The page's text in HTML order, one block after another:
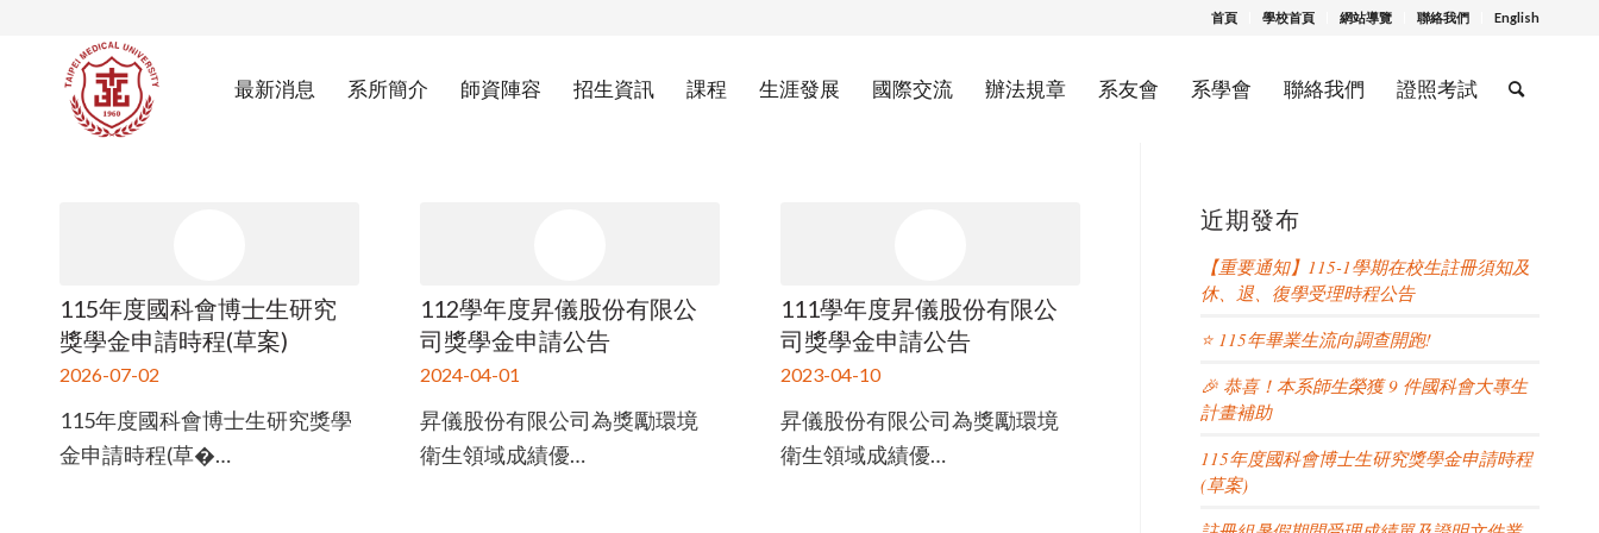
首頁 學校首頁 網站導覽 聯絡我們 English
最新消息 系所簡介 師資陣容 招生資訊 課程 生涯發展 國際交流 辦法規章 系友會 系學會 聯絡我們 證照考試
115年度國科會博士生研究
獎學金申請時程(草案)
2026-07-02
115年度國科會博士生研究獎學
金申請時程(草�…
112學年度昇儀股份有限公
司獎學金申請公告
2024-04-01
昇儀股份有限公司為獎勵環境
衛生領域成績優…
111學年度昇儀股份有限公
司獎學金申請公告
2023-04-10
昇儀股份有限公司為獎勵環境
衛生領域成績優…
近期發布
【重要通知】115-1學期在校生註冊須知及
休、退、復學受理時程公告
⭐ 115年畢業生流向調查開跑!
🎉 恭喜！本系師生榮獲 9 件國科會大專生
計畫補助
115年度國科會博士生研究獎學金申請時程
(草案)